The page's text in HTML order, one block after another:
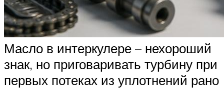
Масло в интеркулере – нехороший
знак, но приговаривать турбину при
первых потеках из уплотнений рано